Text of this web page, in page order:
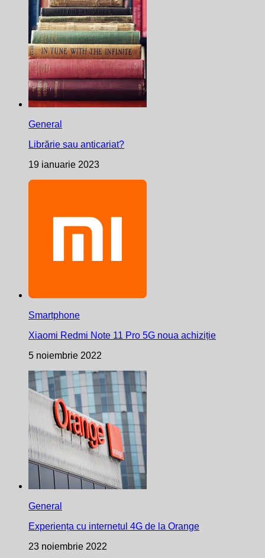
General
Librărie sau anticariat?
19 ianuarie 2023
Smartphone
Xiaomi Redmi Note 11 Pro 5G noua achiziție
5 noiembrie 2022
General
Experiența cu internetul 4G de la Orange
23 noiembrie 2022